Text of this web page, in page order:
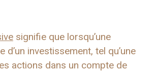
signifie que lorsqu’une
d’un investissement, tel qu’une
actions dans un compte de